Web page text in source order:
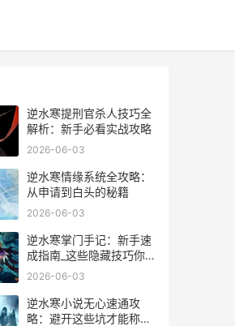
逆水寒提刑官杀人技巧全
解析：新手必看实战攻略
2026-06-03
逆水寒情缘系统全攻略：
从申请到白头的秘籍
2026-06-03
逆水寒掌门手记：新手速
成指南_这些隐藏技巧你绝
对不知道_
2026-06-03
逆水寒小说无心速通攻
略：避开这些坑才能称霸